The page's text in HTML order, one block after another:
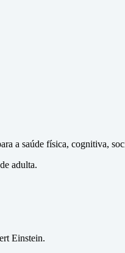
a saúde física, cognitiva,
adulta.
Einstein.